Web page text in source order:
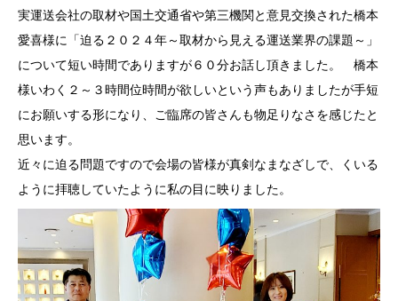
実運送会社の取材や国土交通省や第三機関と意見交換された橋本
愛喜様に「迫る２０２４年～取材から見える運送業界の課題～」
について短い時間でありますが６０分お話し頂きました。 橋本
様いわく２～３時間位時間が欲しいという声もありましたが手短
にお願いする形になり、ご臨席の皆さんも物足りなさを感じたと
思います。
近々に迫る問題ですので会場の皆様が真剣なまなざしで、くいる
ように拝聴していたように私の目に映りました。